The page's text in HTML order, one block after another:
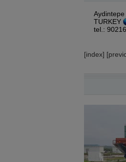
TURKEY
tel.:
[index] [